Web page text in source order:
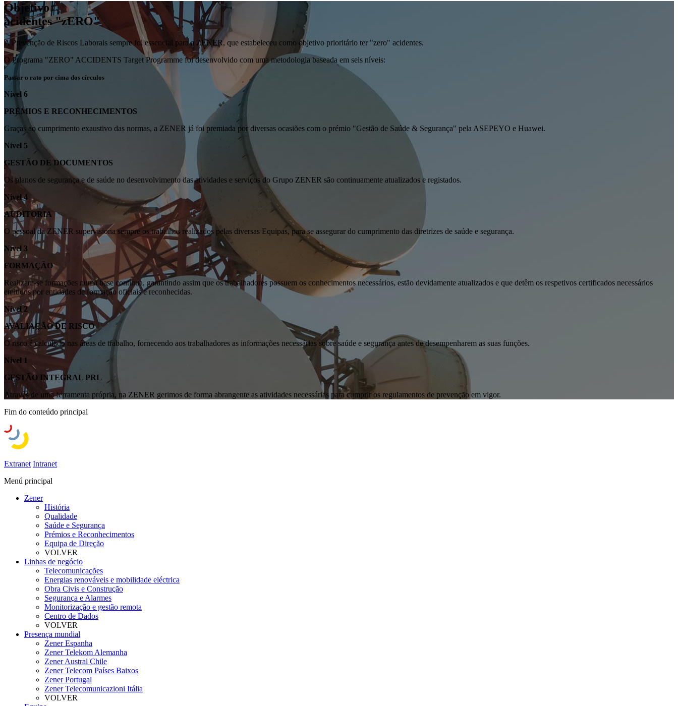
Objetivo
acidentes "zERO"
A Prevenção de Riscos Laborais sempre foi essencial para a ZENER, que estabeleceu como objetivo prioritário ter "zero" acidentes.
O Programa "ZERO" ACCIDENTS Target Programme foi desenvolvido com uma metodologia baseada em seis níveis:
Passar o rato por cima dos círculos
Nível 6
PRÉMIOS E RECONHECIMENTOS
Graças ao cumprimento exaustivo das normas, a ZENER já foi premiada por diversas ocasiões com o prémio "Gestão de Saúde & Segurança" pela ASEPEYO e Huawei.
Nível 5
GESTÃO DE DOCUMENTOS
Os planos de segurança e de saúde no desenvolvimento das atividades e serviços do Grupo ZENER são continuamente atualizados e registados.
Nível 4
AUDITORIA
O pessoal da ZENER supervisiona sempre os trabalhos realizados pelas diversas Equipas, para se assegurar do cumprimento das diretrizes de saúde e segurança.
Nível 3
FORMAÇÃO
Realizam-se formações numa base contínua, garantindo assim que os trabalhadores possuem os conhecimentos necessários, estão devidamente atualizados e que detêm os respetivos certificados necessários
emitidos por entidades de formação oficiais e reconhecidas.
Nível 2
AVALIAÇÃO DE RISCO
O risco é calculado nas áreas de trabalho, fornecendo aos trabalhadores as informações necessárias sobre saúde e segurança antes de desempenharem as suas funções.
Nível 1
GESTÃO INTEGRAL PRL
Através de uma ferramenta própria, na ZENER gerimos de forma abrangente as atividades necessárias para cumprir os regulamentos de prevenção em vigor.
Fim do conteúdo principal
Extranet Intranet
Menú principal
Zener
História
Qualidade
Saúde e Segurança
Prémios e Reconhecimentos
Equipa de Direção
VOLVER
Linhas de negócio
Telecomunicações
Energias renováveis e mobilidade eléctrica
Obra Civis e Construção
Segurança e Alarmes
Monitorização e gestão remota
Centro de Dados
VOLVER
Presença mundial
Zener Espanha
Zener Telekom Alemanha
Zener Austral Chile
Zener Telecom Países Baixos
Zener Portugal
Zener Telecomunicazioni Itália
VOLVER